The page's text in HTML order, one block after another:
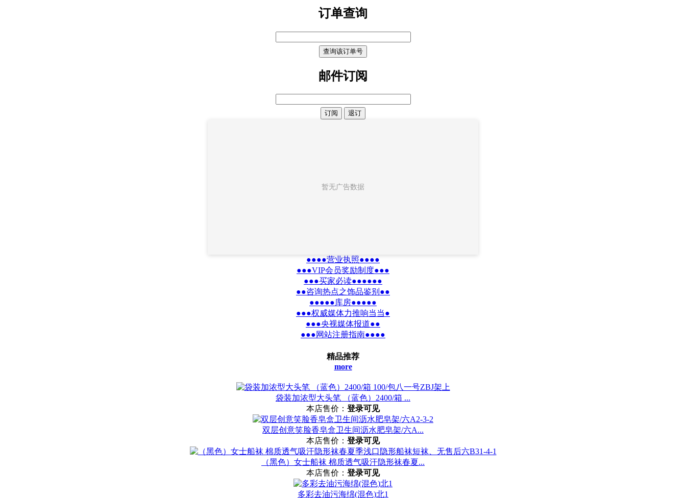
订单查询
邮件订阅
暂无广告数据
●●●●营业执照●●●●
●●●VIP会员奖励制度●●●
●●●买家必读●●●●●●
●●咨询热点之饰品鉴别●●
●●●●●库房●●●●●
●●●权威媒体力推响当当●
●●●央视媒体报道●●
●●●网站注册指南●●●●
精品推荐
more
袋装加浓型大头笔 （蓝色）2400/箱 ...
本店售价： 登录可见
双层创意笑脸香皂盒卫生间沥水肥皂架/六A...
本店售价： 登录可见
（黑色）女士船袜 棉质透气吸汗隐形袜春夏...
本店售价： 登录可见
多彩去油污海绵(混色)北1